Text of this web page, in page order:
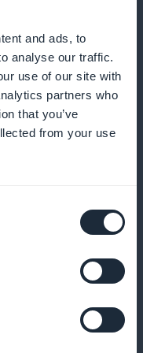
and ads, to
analyse our traffic.
use of our site with
partners who
that you’ve
from your use
programmene til
kunngjøringer